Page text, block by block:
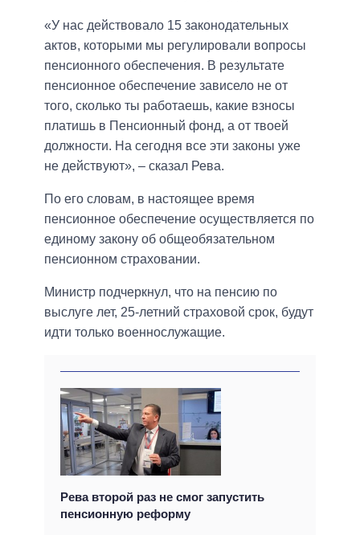
«У нас действовало 15 законодательных
актов, которыми мы регулировали вопросы
пенсионного обеспечения. В результате
пенсионное обеспечение зависело не от
того, сколько ты работаешь, какие взносы
платишь в Пенсионный фонд, а от твоей
должности. На сегодня все эти законы уже
не действуют», – сказал Рева.
По его словам, в настоящее время
пенсионное обеспечение осуществляется по
единому закону об общеобязательном
пенсионном страховании.
Министр подчеркнул, что на пенсию по
выслуге лет, 25-летний страховой срок, будут
идти только военнослужащие.
Рева второй раз не смог запустить
пенсионную реформу